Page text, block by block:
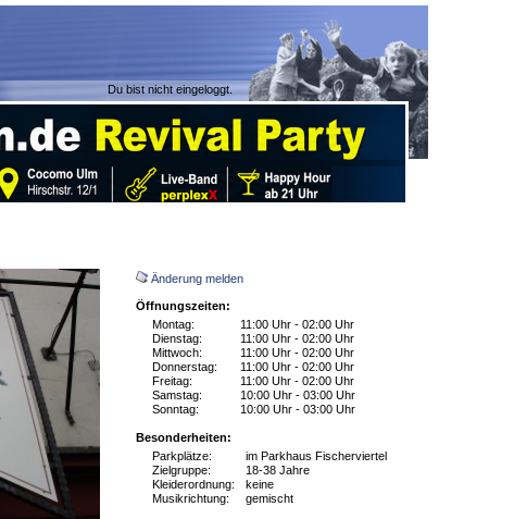
Du bist nicht eingeloggt.
Änderung melden
Öffnungszeiten:
Montag:
11:00 Uhr - 02:00 Uhr
Dienstag:
11:00 Uhr - 02:00 Uhr
Mittwoch:
11:00 Uhr - 02:00 Uhr
Donnerstag:
11:00 Uhr - 02:00 Uhr
Freitag:
11:00 Uhr - 02:00 Uhr
Samstag:
10:00 Uhr - 03:00 Uhr
Sonntag:
10:00 Uhr - 03:00 Uhr
Besonderheiten:
Parkplätze:
im Parkhaus Fischerviertel
Zielgruppe:
18-38 Jahre
Kleiderordnung: keine
Musikrichtung:
gemischt